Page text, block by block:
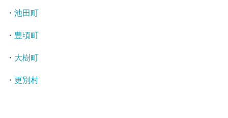
・ 池田町
・ 豊頃町
・ 大樹町
・ 更別村